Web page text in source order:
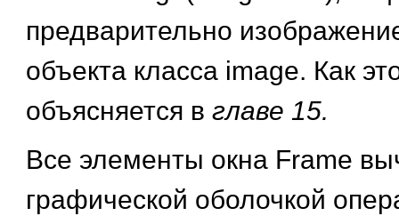
предварительно
объекта класса image. Как
объясняется в главе 15.
Все элементы окна Frame
графической оболочкой